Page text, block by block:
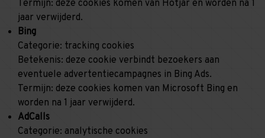
Termijn: deze cookies komen van Hotjar en worden na 1
jaar verwijderd.
Bing
Categorie: tracking cookies
Betekenis: deze cookie verbindt bezoekers aan
eventuele advertentiecampagnes in Bing Ads.
Termijn: deze cookies komen van Microsoft Bing en
worden na 1 jaar verwijderd.
AdCalls
Categorie: analytische cookies